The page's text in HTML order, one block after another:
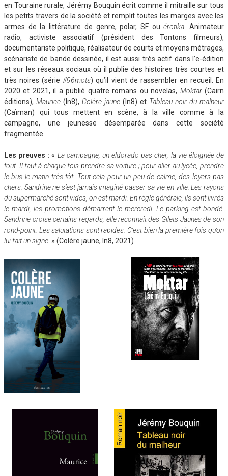
en Touraine rurale, Jérémy Bouquin écrit comme il mitraille sur tous
les petits travers de la société et remplit toutes les marges avec les
armes de la littérature de genre, polar, SF ouérotika. Animateur
radio, activiste associatif (président des Tontons filmeurs),
documentariste politique, réalisateur de courts et moyens métrages,
scénariste de bande dessinée, il est aussi très actif dans l’e-édition
et sur les réseaux sociaux où il publie des histoires très courtes et
très noires (série#96mots) qu’il vient de rassembler en recueil. En
2020 et 2021, il a publié quatre romans ou novelas, Moktar(Cairn
éditions), Maurice (In8), Colère jaune (In8) et Tableau noir du malheur
(Caïman) qui tous mettent en scène, à la ville comme à la
campagne, une jeunesse désemparée dans cette société
fragmentée.
Les preuves :« La campagne, un eldorado pas cher, la vie éloignée de
tout. Il faut à chaque fois prendre sa voiture ; pour aller au lycée, prendre
le bus le matin très tôt. Tout cela pour un peu de calme, des loyers pas
chers. Sandrine ne s’est jamais imaginé passer sa vie en ville. Les rayons
du supermarché sont vides, on est mardi. En règle générale, ils sont livrés
le mardi, les promotions démarrent le mercredi. Le parking est bondé.
Sandrine croise certains regards, elle reconnaît des Gilets Jaunes de son
rond-point. Les salutations sont rapides. C’est bien la première fois qu’on
lui fait un signe. » (Colère jaune, In8, 2021)